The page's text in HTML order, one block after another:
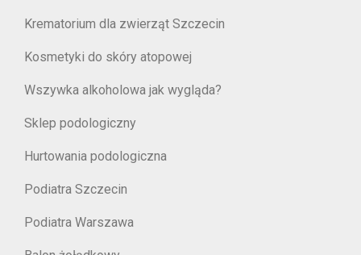
Krematorium dla zwierząt Szczecin
Kosmetyki do skóry atopowej
Wszywka alkoholowa jak wygląda?
Sklep podologiczny
Hurtowania podologiczna
Podiatra Szczecin
Podiatra Warszawa